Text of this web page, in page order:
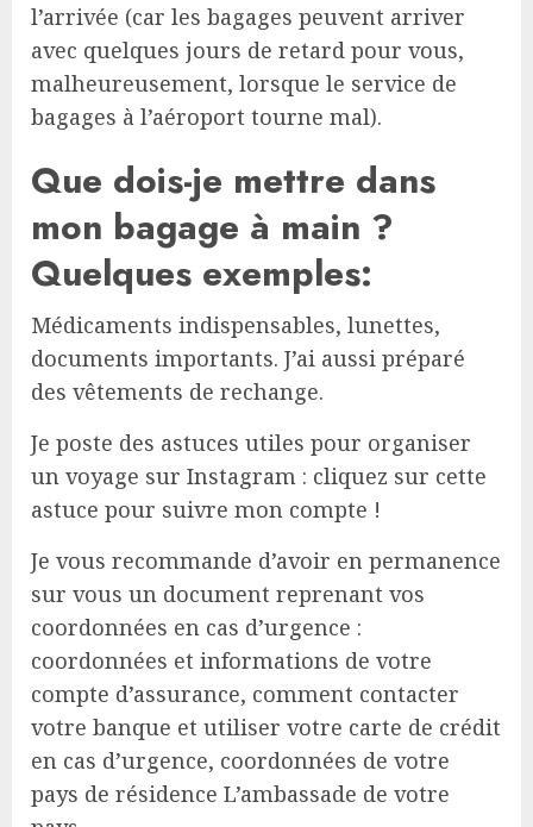
l’arrivée (car les bagages peuvent arriver
avec quelques jours de retard pour vous,
malheureusement, lorsque le service de
bagages à l’aéroport tourne mal).
Que dois-je mettre dans
mon bagage à main ?
Quelques exemples:
Médicaments indispensables, lunettes,
documents importants. J’ai aussi préparé
des vêtements de rechange.
Je poste des astuces utiles pour organiser
un voyage sur Instagram : cliquez sur cette
astuce pour suivre mon compte !
Je vous recommande d’avoir en permanence
sur vous un document reprenant vos
coordonnées en cas d’urgence :
coordonnées et informations de votre
compte d’assurance, comment contacter
votre banque et utiliser votre carte de crédit
en cas d’urgence, coordonnées de votre
pays de résidence L’ambassade de votre